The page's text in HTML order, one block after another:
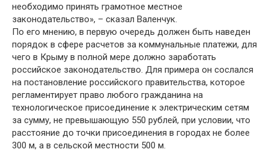
необходимо принять грамотное местное
законодательство», – сказал Валенчук.
По его мнению, в первую очередь должен быть наведен
порядок в сфере расчетов за коммунальные платежи, для
чего в Крыму в полной мере должно заработать
российское законодательство. Для примера он сослался
на постановление российского правительства, которое
регламентирует право любого гражданина на
технологическое присоединение к электрическим сетям
за сумму, не превышающую 550 рублей, при условии, что
расстояние до точки присоединения в городах не более
300 м, а в сельской местности 500 м.